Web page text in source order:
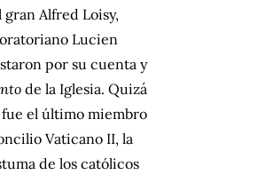
Alfred Loisy,
Lucien
por su cuenta y
de la Iglesia. Quizá
el último miembro
Vaticano II, la
de los católicos